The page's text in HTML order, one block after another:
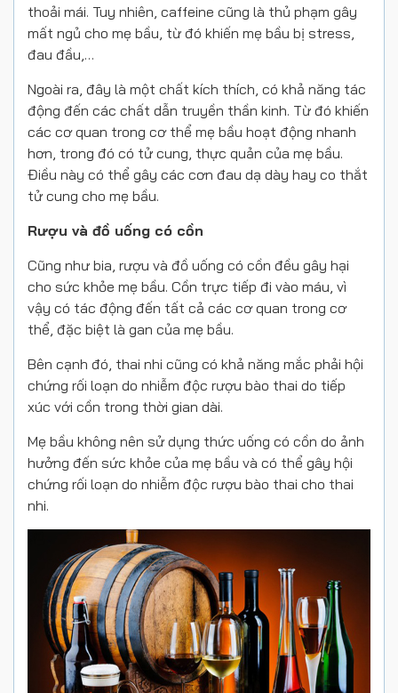
thoải mái. Tuy nhiên, caffeine cũng là thủ phạm gây
mất ngủ cho mẹ bầu, từ đó khiến mẹ bầu bị stress,
đau đầu,…
Ngoài ra, đây là một chất kích thích, có khả năng tác
động đến các chất dẫn truyền thần kinh. Từ đó khiến
các cơ quan trong cơ thể mẹ bầu hoạt động nhanh
hơn, trong đó có tử cung, thực quản của mẹ bầu.
Điều này có thể gây các cơn đau dạ dày hay co thắt
tử cung cho mẹ bầu.
Rượu và đồ uống có cồn
Cũng như bia, rượu và đồ uống có cồn đều gây hại
cho sức khỏe mẹ bầu. Cồn trực tiếp đi vào máu, vì
vậy có tác động đến tất cả các cơ quan trong cơ
thể, đặc biệt là gan của mẹ bầu.
Bên cạnh đó, thai nhi cũng có khả năng mắc phải hội
chứng rối loạn do nhiễm độc rượu bào thai do tiếp
xúc với cồn trong thời gian dài.
Mẹ bầu không nên sử dụng thức uống có cồn do ảnh
hưởng đến sức khỏe của mẹ bầu và có thể gây hội
chứng rối loạn do nhiễm độc rượu bào thai cho thai
nhi.